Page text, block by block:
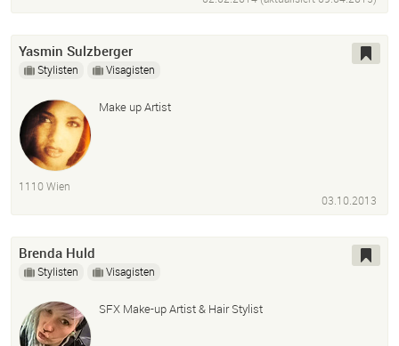
Yasmin Sulzberger
Stylisten Visagisten
Make up Artist
1110 Wien
03.10.2013
Brenda Huld
Stylisten Visagisten
SFX Make-up Artist & Hair Stylist